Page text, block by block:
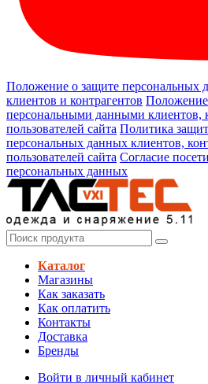
Положение о защите персональных
клиентов и контрагентов Положение
персональными данными клиентов,
пользователей сайта Политика
персональных данных клиентов,
пользователей сайта Согласие
персональных данных
Каталог
Магазины
Как заказать
Как оплатить
Контакты
Доставка
Бренды
Войти в личный кабинет